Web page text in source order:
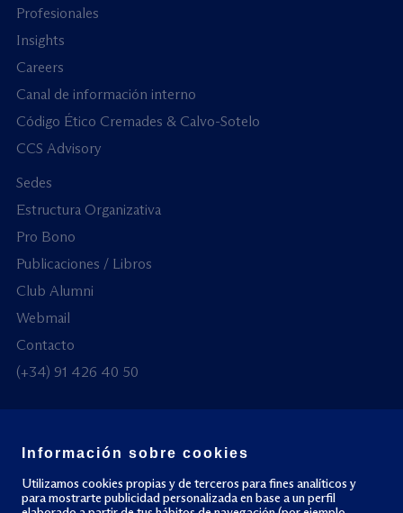
Profesionales
Insights
Careers
Canal de información interno
Código Ético Cremades & Calvo-Sotelo
CCS Advisory
Sedes
Estructura Organizativa
Pro Bono
Publicaciones / Libros
Club Alumni
Webmail
Contacto
(+34) 91 426 40 50
© Todos los derechos reservados
Información sobre cookies
Utilizamos cookies propias y de terceros para fines analíticos y
para mostrarte publicidad personalizada en base a un perfil